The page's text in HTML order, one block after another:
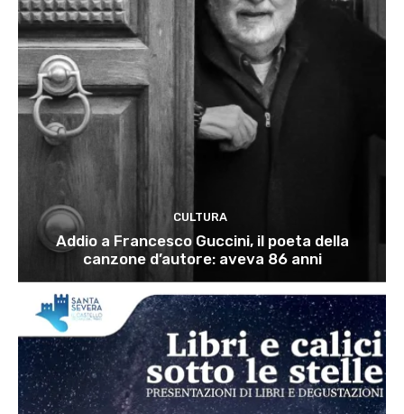
CULTURA
Addio a Francesco Guccini, il poeta della
canzone d’autore: aveva 86 anni